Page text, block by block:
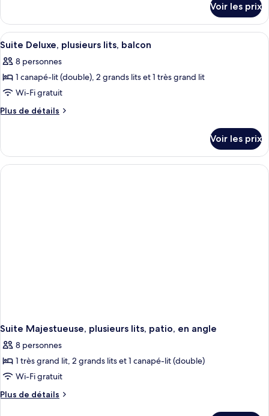
chambre :
Suite
Deluxe,
plusieurs
lits,
patio
le
type
de
Suite
Deluxe,
lits,
patio
Voir les prix
Afficher
toutes
les
photos
pour
ce
chambre :
Suite
Deluxe,
Un canapé en cuir bleu foncé
4
Suite Deluxe, plusieurs lits, balcon
8 personnes
1 canapé-lit (double), 2 grands lits et 1 très grand lit
Wi-Fi gratuit
Plus de détails
Plus
le
type
de
Voir les prix
Suite Majestueuse, plusieurs lits, patio, en angle
8 personnes
1 très grand lit, 2 grands lits et 1 canapé-lit (double)
Wi-Fi gratuit
Plus de détails
Plus